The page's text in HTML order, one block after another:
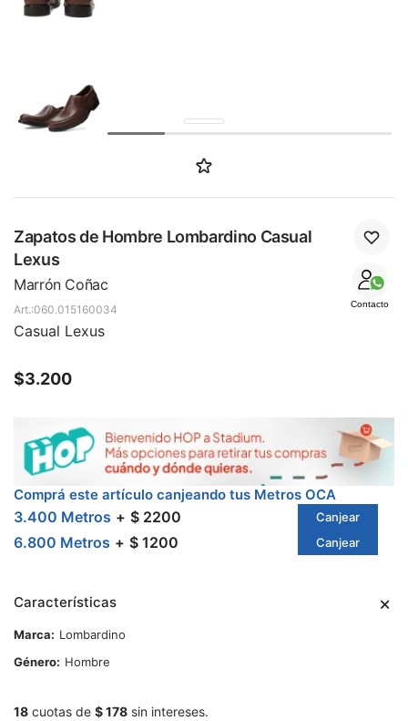
Zapatos de Hombre Lombardino Casual
Lexus
Marrón Coñac
Contacto
060.015160034
Casual Lexus
$3.200
Comprá este artículo canjeando tus Metros OCA
3.400 Metros $ 2200 Canjear
6.800 Metros $ 1200 Canjear
Características
Marca
Lombardino
Género
Hombre
18 cuotas de $ 178 sin intereses.